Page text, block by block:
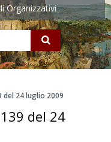
Organizzativi
del 24 luglio 2009
del 24